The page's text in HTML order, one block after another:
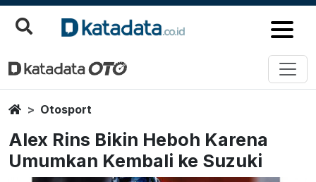
HomeOtosport
Alex Rins Bikin Heboh Karena
Umumkan Kembali ke Suzuki